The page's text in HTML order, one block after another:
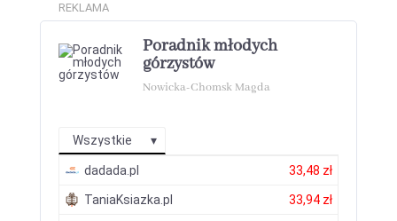
REKLAMA
Poradnik młodych
górzystów
Nowicka-Chomsk Magda
Wszystkie
dadada.pl 33,48 zł
TaniaKsiazka.pl 33,94 zł